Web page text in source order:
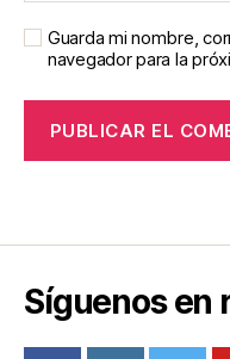
Guarda mi nombre,
navegador para la
Síguenos en